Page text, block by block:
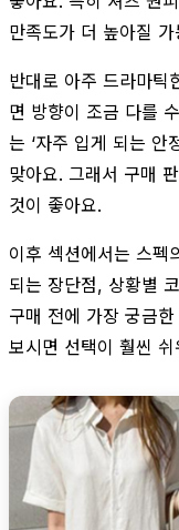
만족도가 더 높아질
반대로 아주 드라마틱
면 방향이 조금 다를
는 ‘자주 입게 되는 안
맞아요. 그래서 구매
것이 좋아요.
이후 섹션에서는 스펙
되는 장단점, 상황별
구매 전에 가장 궁금
보시면 선택이 훨씬 쉬